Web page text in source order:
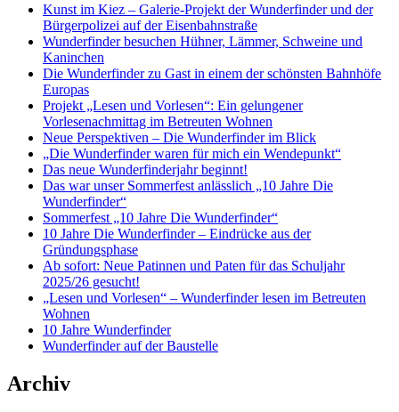
Kunst im Kiez – Galerie-Projekt der Wunderfinder und der
Bürgerpolizei auf der Eisenbahnstraße
Wunderfinder besuchen Hühner, Lämmer, Schweine und
Kaninchen
Die Wunderfinder zu Gast in einem der schönsten Bahnhöfe
Europas
Projekt „Lesen und Vorlesen“: Ein gelungener
Vorlesenachmittag im Betreuten Wohnen
Neue Perspektiven – Die Wunderfinder im Blick
„Die Wunderfinder waren für mich ein Wendepunkt“
Das neue Wunderfinderjahr beginnt!
Das war unser Sommerfest anlässlich „10 Jahre Die
Wunderfinder“
Sommerfest „10 Jahre Die Wunderfinder“
10 Jahre Die Wunderfinder – Eindrücke aus der
Gründungsphase
Ab sofort: Neue Patinnen und Paten für das Schuljahr
2025/26 gesucht!
„Lesen und Vorlesen“ – Wunderfinder lesen im Betreuten
Wohnen
10 Jahre Wunderfinder
Wunderfinder auf der Baustelle
Archiv